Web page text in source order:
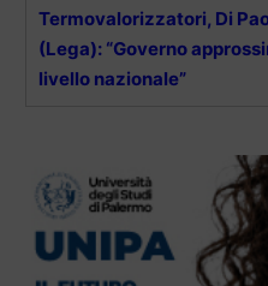
Termovalorizzatori, Di
(Lega): “Governo
livello nazionale”